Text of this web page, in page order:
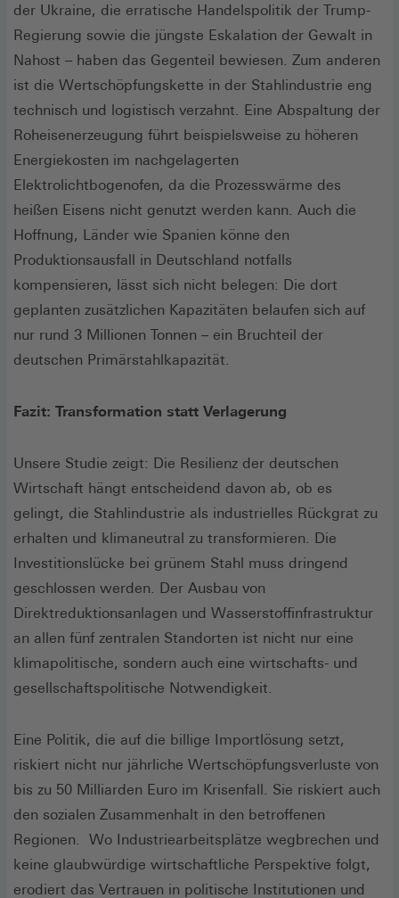
der Ukraine, die erratische Handelspolitik der Trump-
Regierung sowie die jüngste Eskalation der Gewalt in
Nahost – haben das Gegenteil bewiesen. Zum anderen
ist die Wertschöpfungskette in der Stahlindustrie eng
technisch und logistisch verzahnt. Eine Abspaltung der
Roheisenerzeugung führt beispielsweise zu höheren
Energiekosten im nachgelagerten
Elektrolichtbogenofen, da die Prozesswärme des
heißen Eisens nicht genutzt werden kann. Auch die
Hoffnung, Länder wie Spanien könne den
Produktionsausfall in Deutschland notfalls
kompensieren, lässt sich nicht belegen: Die dort
geplanten zusätzlichen Kapazitäten belaufen sich auf
nur rund 3 Millionen Tonnen – ein Bruchteil der
deutschen Primärstahlkapazität.
Fazit: Transformation statt Verlagerung
Unsere Studie zeigt: Die Resilienz der deutschen
Wirtschaft hängt entscheidend davon ab, ob es
gelingt, die Stahlindustrie als industrielles Rückgrat zu
erhalten und klimaneutral zu transformieren. Die
Investitionslücke bei grünem Stahl muss dringend
geschlossen werden. Der Ausbau von
Direktreduktionsanlagen und Wasserstoffinfrastruktur
an allen fünf zentralen Standorten ist nicht nur eine
klimapolitische, sondern auch eine wirtschafts- und
gesellschaftspolitische Notwendigkeit.
Eine Politik, die auf die billige Importlösung setzt,
riskiert nicht nur jährliche Wertschöpfungsverluste von
bis zu 50 Milliarden Euro im Krisenfall. Sie riskiert auch
den sozialen Zusammenhalt in den betroffenen
Regionen. Wo Industriearbeitsplätze wegbrechen und
keine glaubwürdige wirtschaftliche Perspektive folgt,
erodiert das Vertrauen in politische Institutionen und